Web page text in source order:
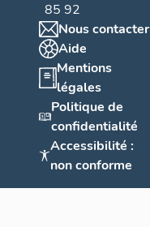
85 92
Nous contacter
Aide
Mentions
légales
Politique de
confidentialité
Accessibilité :
non conforme